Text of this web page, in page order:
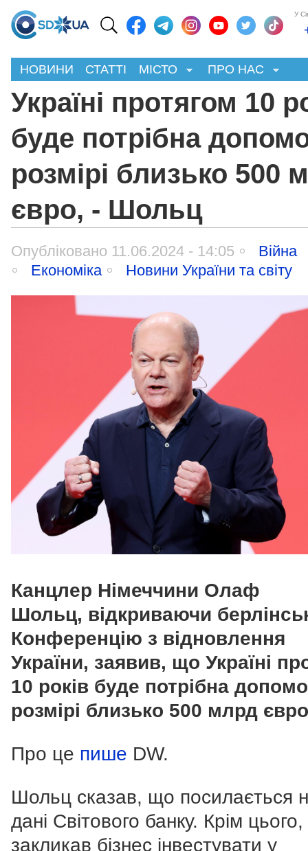
У
НОВИНИ СТАТТІ МІСТО ПРО НАС
Україні протягом 10
буде потрібна
розмірі близько 500
євро, - Шольц
Опубліковано 11.06.2024 - 14:05
Війна
Економіка
Новини України та світу
Канцлер Німеччини Олаф
Шольц, відкриваючи
Конференцію з відновлення
України, заявив, що Україні
10 років буде потрібна
розмірі близько 500 млрд
Про це пише DW.
Шольц сказав, що посилається
дані Світового банку. Крім цього,
закликав бізнес інвестувати у